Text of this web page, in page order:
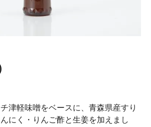
津軽味噌をベースに、青森県産すり
にく・りんご酢と生姜を加えまし